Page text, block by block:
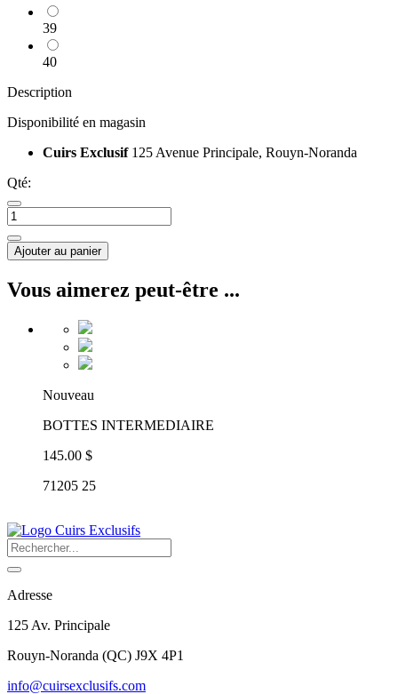
39
40
Description
Disponibilité en magasin
Cuirs Exclusif 125 Avenue Principale, Rouyn-Noranda
Qté:
Ajouter au panier
Vous aimerez peut-être ...
Nouveau
BOTTES INTERMEDIAIRE
145.00 $
71205 25
Adresse
125 Av. Principale
Rouyn-Noranda (QC) J9X 4P1
info@cuirsexclusifs.com